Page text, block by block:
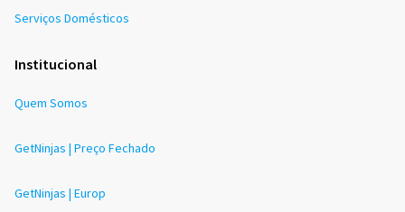
Serviços Domésticos
Institucional
Quem Somos
GetNinjas | Preço Fechado
GetNinjas | Europ